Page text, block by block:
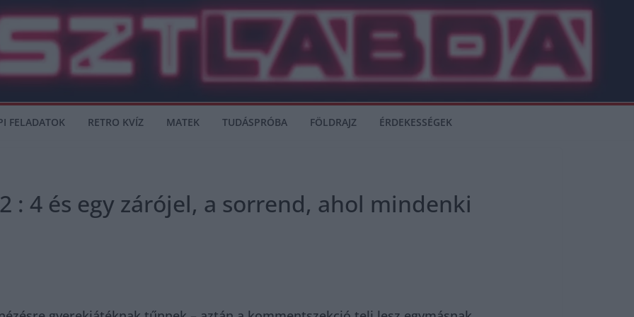
FELADATOK RETRO KVÍZ MATEK TUDÁSPRÓBA FÖLDRAJZ ÉRDEKESSÉGEK
: 4 és egy zárójel, a sorrend, ahol mindenki